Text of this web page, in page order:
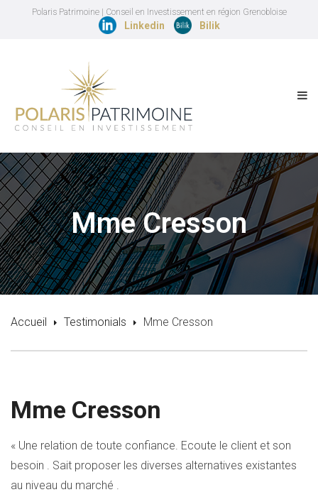
Polaris Patrimoine | Conseil en Investissement en région Grenobloise
Linkedin Bilik
Mme Cresson
Accueil Testimonials Mme Cresson
Mme Cresson
« Une relation de toute confiance. Ecoute le client et son
besoin . Sait proposer les diverses alternatives existantes
au niveau du marché .